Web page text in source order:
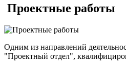
Проектные работы
Одним из направлений
"Проектный отдел",